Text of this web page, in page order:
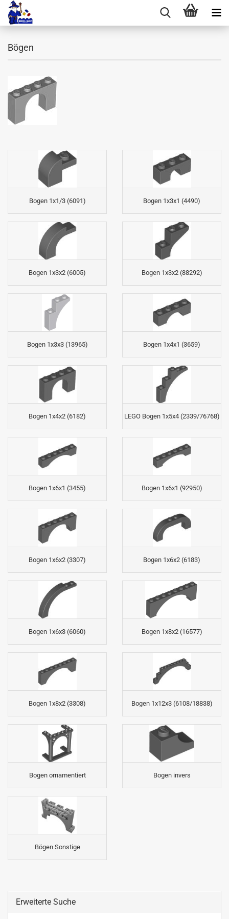
Bögen
Bogen 1x1/3 (6091) Bogen 1x3x1 (4490)
Bogen 1x3x2 (6005) Bogen 1x3x2 (88292)
Bogen 1x3x3 (13965) Bogen 1x4x1 (3659)
Bogen 1x4x2 (6182) LEGO Bogen 1x5x4 (2339/76768)
Bogen 1x6x1 (3455) Bogen 1x6x1 (92950)
Bogen 1x6x2 (3307) Bogen 1x6x2 (6183)
Bogen 1x6x3 (6060) Bogen 1x8x2 (16577)
Bogen 1x8x2 (3308) Bogen 1x12x3 (6108/18838)
Bogen ornamentiert Bogen invers
Bögen Sonstige
Erweiterte Suche